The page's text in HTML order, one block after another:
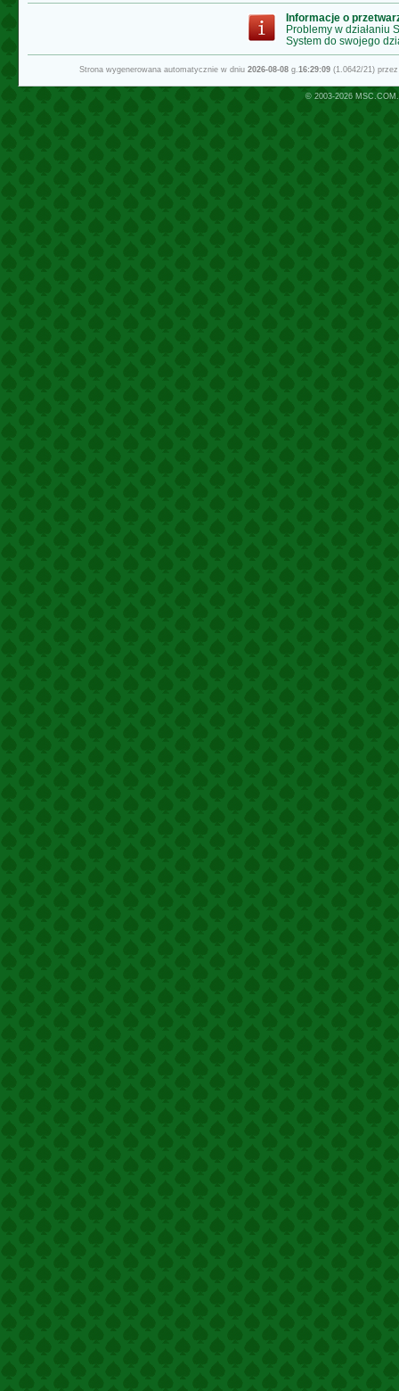
Informacje o
Problemy w działaniu
System do swojego
Strona wygenerowana automatycznie w dniu 2026-08-08g.16:29:09(1.0642/21)
© 2003-2026